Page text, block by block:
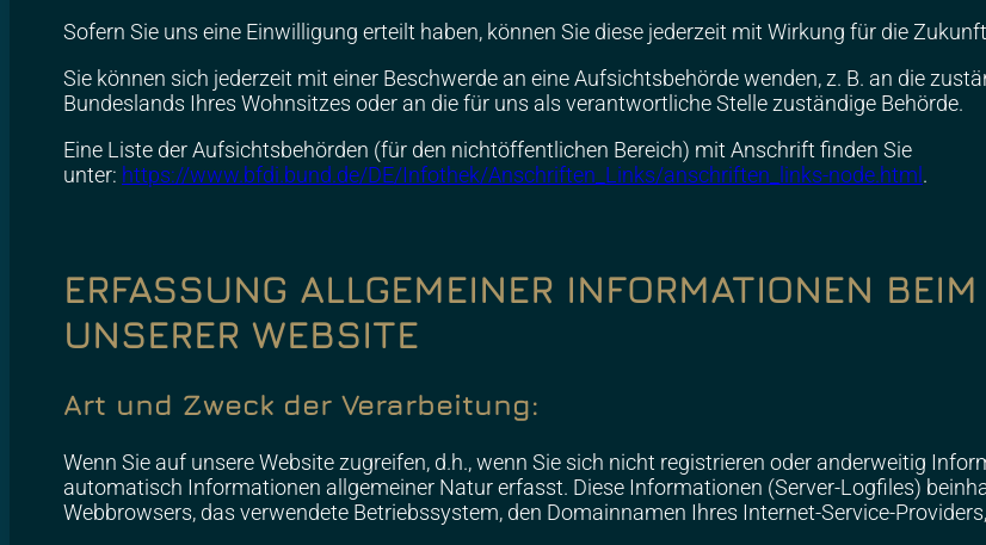
Sofern Sie uns eine Einwilligung erteilt haben, können Sie diese jederzeit mit Wirkung für die
Sie können sich jederzeit mit einer Beschwerde an eine Aufsichtsbehörde wenden, z. B. an die
Bundeslands Ihres Wohnsitzes oder an die für uns als verantwortliche Stelle zuständige Behörde.
Eine Liste der Aufsichtsbehörden (für den nichtöffentlichen Bereich) mit Anschrift finden Sie
unter: https://www.bfdi.bund.de/DE/Infothek/Anschriften_Links/anschriften_links-node.html .
ERFASSUNG ALLGEMEINER INFORMATIONEN
UNSERER WEBSITE
Art und Zweck der Verarbeitung:
Wenn Sie auf unsere Website zugreifen, d.h., wenn Sie sich nicht registrieren oder anderweitig
automatisch Informationen allgemeiner Natur erfasst. Diese Informationen (Server-Logfiles)
Webbrowsers, das verwendete Betriebssystem, den Domainnamen Ihres Internet-Service-